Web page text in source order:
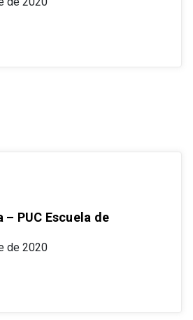
PUC Escuela de
de 2020